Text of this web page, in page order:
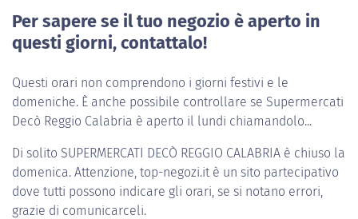
Per sapere se il tuo negozio è aperto in
questi giorni, contattalo!
Questi orari non comprendono i giorni festivi e le
domeniche. È anche possibile controllare se Supermercati
Decò Reggio Calabria è aperto il lundi chiamandolo...
Di solito SUPERMERCATI DECÒ REGGIO CALABRIA è chiuso la
domenica. Attenzione, top-negozi.it è un sito partecipativo
dove tutti possono indicare gli orari, se si notano errori,
grazie di comunicarceli.